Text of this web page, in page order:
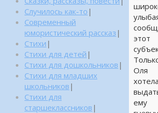
этот
Оля
хотела
ему
Случилось как-то |
Современный
юмористический рассказ |
Стихи |
Стихи для детей |
Стихи для дошкольников |
Стихи для младших
школьников |
Стихи для
старшеклассников |